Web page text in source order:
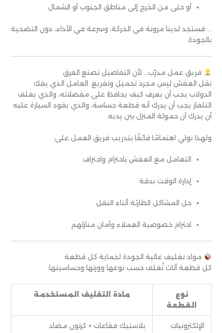
أو حتى من الخرج إلى مناطق الجنوب أو الشمال
… فستجد لدينا مرونة في الحركة، وسرعة في الأداء، دون التضحية
بالجودة.
فريق عمل مدرّب… لأن التفاصيل تصنع الفرق
نقل العفش ليس مجرد تحميل وتفريغ. العامل الذي يفك
الدولاب يجب أن يعرف كيف يحافظ على مفصلاته، والذي يغلف
التلفاز يجب أن يدرك أنه قطعة حساسة، والذي يقود السيارة عليه
أن يدرك أن حمولة المنزل بين يديه.
ولهذا نولي اهتمامًا فائقًا بتدريب فريق العمل على:
التعامل مع العفش باحترام واحتراف
إدارة الوقت بدقة
حل المشاكل الطارئة أثناء النقل
احترام خصوصية العملاء وأمان منازلهم
مواد تغليف عالية الجودة لحماية كل قطعة
كل قطعة أثاث تُغلف حسب نوعها ووزنها وحساسيتها:
نوع
القطعة
مادة التغليف المستخدمة
الإلكترونيات
بلاستيك فقاعات + كرتون مضاد